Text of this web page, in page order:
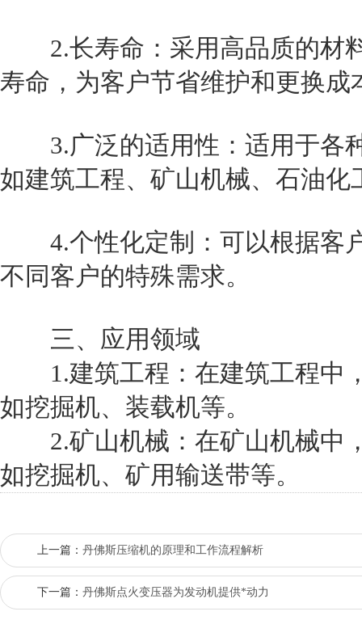
2.长寿命：采用高品质的材
寿命，为客户节省维护和更换成
3.广泛的适用性：适用于各
如建筑工程、矿山机械、石油化
4.个性化定制：可以根据客
不同客户的特殊需求。
三、应用领域
1.建筑工程：在建筑工程中
如挖掘机、装载机等。
2.矿山机械：在矿山机械中
如挖掘机、矿用输送带等。
上一篇： 丹佛斯压缩机的原理和工作流程解析
下一篇： 丹佛斯点火变压器为发动机提供*动力